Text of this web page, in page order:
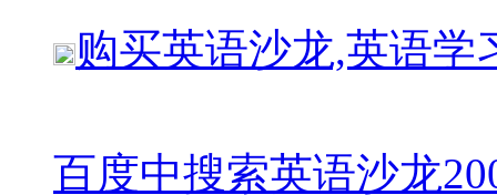
购买英语沙龙,英语学
百度中搜索英语沙龙